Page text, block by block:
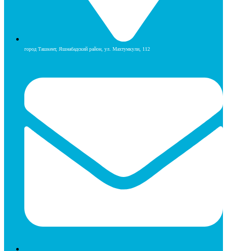
город Ташкент, Яшнабадский район, ул. Махтумкули, 112